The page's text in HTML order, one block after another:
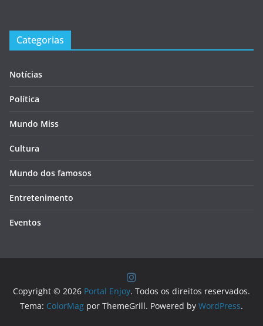
Categorias
Notícias
Política
Mundo Miss
Cultura
Mundo dos famosos
Entretenimento
Eventos
Copyright © 2026 Portal Enjoy. Todos os direitos reservados.
Tema: ColorMag por ThemeGrill. Powered by WordPress.